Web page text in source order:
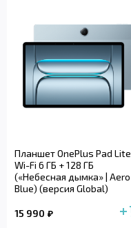
Планшет OnePlus Pad Lite
Wi-Fi 6 ГБ + 128 ГБ
(«Небесная дымка» | Aero
Blue) (версия Global)
15 990